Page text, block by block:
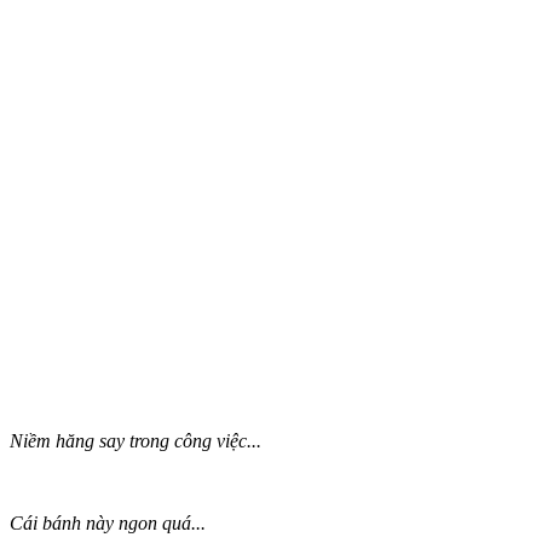
Niềm hăng say trong công việc...
Cái bánh này ngon quá...